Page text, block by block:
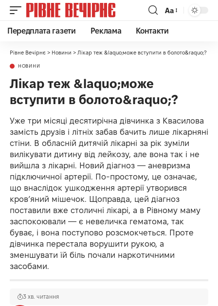
Аа
Передплата газети Реклама Контакти
Рівне Вечірнє > Новини > Лікар теж &laquo;може вступити в болото&raquo;?
НОВИНИ
Лікар теж &laquo;може
вступити в болото&raquo;?
Уже три місяці десятирічна дівчинка з Квасилова
замість друзів і літніх забав бачить лише лікарняні
стіни. В обласній дитячій лікарні за рік зуміли
вилікувати дитину від лейкозу, але вона так і не
вийшла з лікарні. Новий діагноз — аневризма
підключичної артерії. По-простому, це означає,
що внаслідок ушкодження артерії утворився
кров’яний мішечок. Щоправда, цей діагноз
поставили вже столичні лікарі, а в Рівному маму
заспокоювали — є невеличка гематома, так
буває, і вона поступово розсмокчеться. Проте
дівчинка перестала ворушити рукою, а
зменшувати їй біль почали наркотичними
засобами.
3 хв. читання